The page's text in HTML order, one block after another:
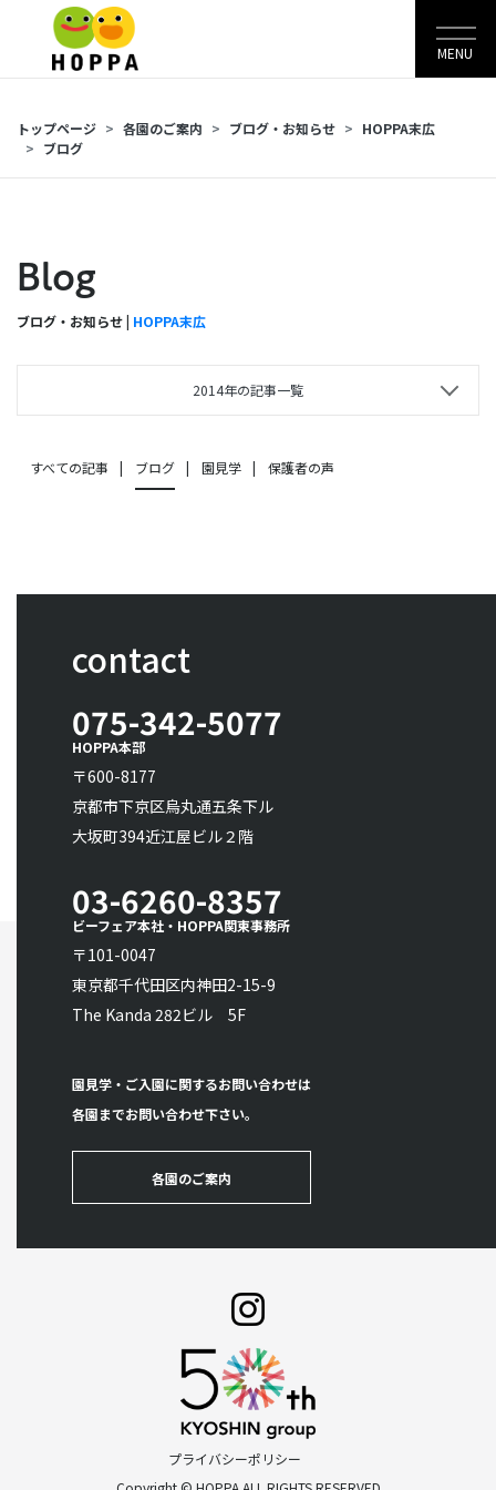
MENU
トップページ 各園のご案内 ブログ・お知らせ
HOPPA末広
ブログ
Blog
ブログ・お知らせ | HOPPA末広
2014年の記事一覧
すべての記事 ブログ 園見学 保護者の声
contact
075-342-5077
HOPPA本部
〒600-8177
京都市下京区烏丸通五条下ル
大坂町394近江屋ビル２階
03-6260-8357
ビーフェア本社・HOPPA関東事務所
〒101-0047
東京都千代田区内神田2-15-9
The Kanda 282ビル 5F
園見学・ご入園に関するお問い合わせは
各園までお問い合わせ下さい。
各園のご案内
プライバシーポリシー